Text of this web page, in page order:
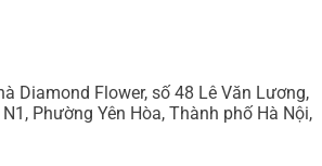
Diamond Flower, số 48 Lê Văn Lương,
Phường Yên Hòa, Thành phố Hà Nội,